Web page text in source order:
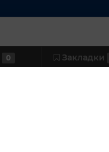
0 Закладки